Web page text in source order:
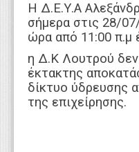
Η Δ.Ε.Υ.Α
σήμερα στις 28/
ώρα από 11:00 π.μ
η Δ.Κ Λουτρού
έκτακτης
δίκτυο ύδρευσης
της επιχείρησης.